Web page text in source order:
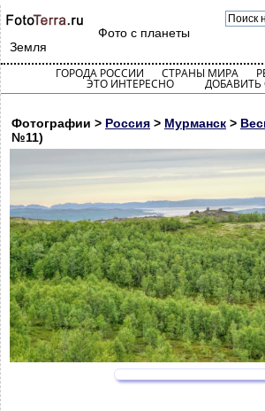
Фото с планеты
Земля
ГОРОДА РОССИИ СТРАНЫ МИРА
ЭТО ИНТЕРЕСНО
Фотографии > Россия > Мурманск >
№11)